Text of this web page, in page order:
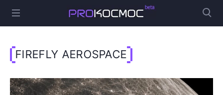
FIREFLY AEROSPACE